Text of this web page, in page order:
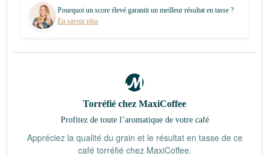
Pourquoi un score élevé garantit un meilleur résultat en tasse ?
En savoir plus
Torréfié chez MaxiCoffee
Profitez de toute l’aromatique de votre café
Appréciez la qualité du grain et le résultat en tasse de ce
café torréfié chez MaxiCoffee.